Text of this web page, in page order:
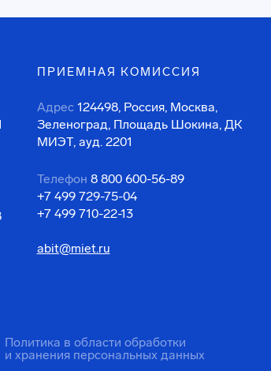
ПРИЕМНАЯ КОМИССИЯ
Адрес 124498, Россия, Москва,
Зеленоград, Площадь Шокина, ДК
МИЭТ, ауд. 2201
Телефон 8 800 600-56-89
+7 499 729-75-04
+7 499 710-22-13
abit@miet.ru
Политика в области обработки
и хранения персональных данных